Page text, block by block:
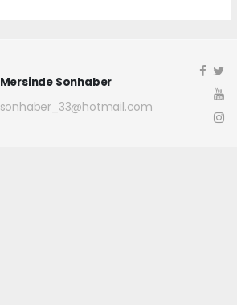
Mersinde Sonhaber
sonhaber_33@hotmail.com